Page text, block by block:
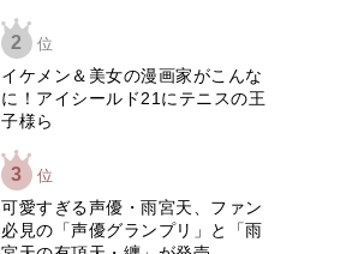
2 位
イケメン＆美女の漫画家がこんな
に！アイシールド21にテニスの王
子様ら
3 位
可愛すぎる声優・雨宮天、ファン
必見の「声優グランプリ」と「雨